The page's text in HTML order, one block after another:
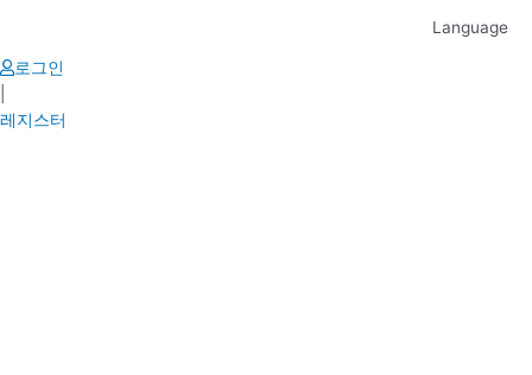
content
Language
로그인
레지스터